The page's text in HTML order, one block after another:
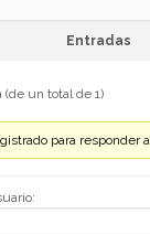
Entradas
(de un total de 1)
para responder